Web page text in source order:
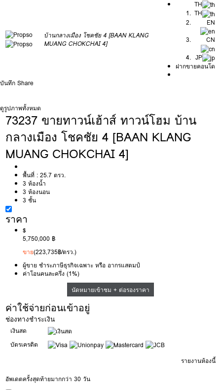
บ้านกลางเมือง โชคชัย 4 [BAAN KLANG
MUANG CHOKCHAI 4]
TH
TH
EN
CN
JP
ฝากขายคอนโด
บันทึก Share
ดูรูปภาพทั้งหมด
73237 ขายทาวน์เฮ้าส์ ทาวน์โฮม บ้าน
กลางเมือง โชคชัย 4 [BAAN KLANG
MUANG CHOKCHAI 4]
พื้นที่ :25.7 ตรว.
3 ห้องน้ำ
3 ห้องนอน
3 ชั้น
ราคา
$
5,750,000 ฿
ขาย(223,735฿/ตรว.)
ผู้ขาย ชำระภาษีธุรกิจเฉพาะ หรือ อากรแสตมป์
ค่าโอนคนละครึ่ง (1%)
นัดหมายเข้าชม + ต่อรองราคา
ค่าใช้จ่ายก่อนเข้าอยู่
ช่องทางชำระเงิน
เงินสด
บัตรเครดิต
รายงานห้องนี้
อัพเดตครั้งสุดท้ายมากกว่า 30 วัน